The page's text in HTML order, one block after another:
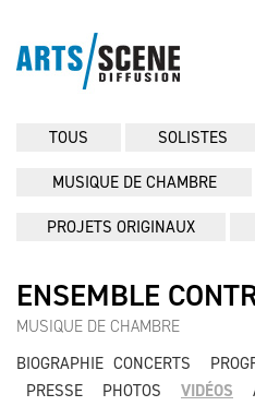
TOUS SOLISTES
MUSIQUE DE CHAMBRE
PROJETS ORIGINAUX
ENSEMBLE
MUSIQUE DE CHAMBRE
BIOGRAPHIE CONCERTS
PRESSE
PHOTOS VIDÉOS